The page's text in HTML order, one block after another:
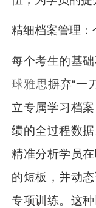
精细档案管理
每个考生的基
球雅思摒弃“一
立专属学习档
绩的全过程数
精准分析学员
的短板，并动
专项训练。这